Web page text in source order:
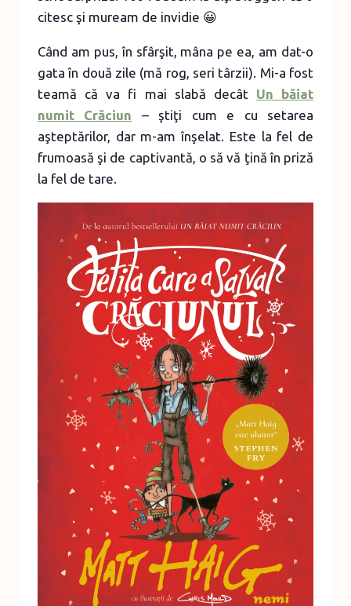
citesc şi muream de invidie 😀
Când am pus, în sfârşit, mâna pe ea, am dat-o
gata în două zile (mă rog, seri târzii). Mi-a fost
teamă că va fi mai slabă decât Un băiat
numit Crăciun – ştiţi cum e cu setarea
aşteptărilor, dar m-am înşelat. Este la fel de
frumoasă şi de captivantă, o să vă ţină în priză
la fel de tare.